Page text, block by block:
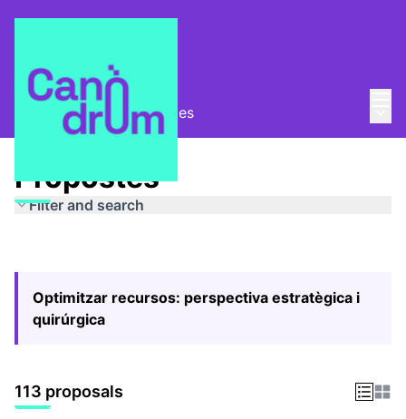
Pla Estratègic Propostes
Propostes
Filter and search
Optimitzar recursos: perspectiva estratègica i
quirúrgica
113 proposals